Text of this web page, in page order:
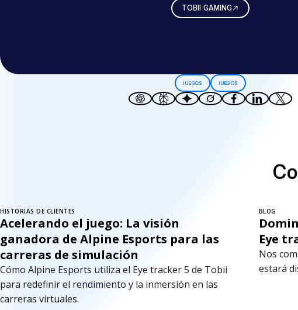
TOBII GAMING
JUEGOS JUEGOS
HISTORIAS DE CLIENTES
Acelerando el juego: La visión
ganadora de Alpine Esports para las
carreras de simulación
Cómo Alpine Esports utiliza el Eye tracker 5 de Tobii
para redefinir el rendimiento y la inmersión en las
carreras virtuales.
BLOG
Eye
Nos
estará